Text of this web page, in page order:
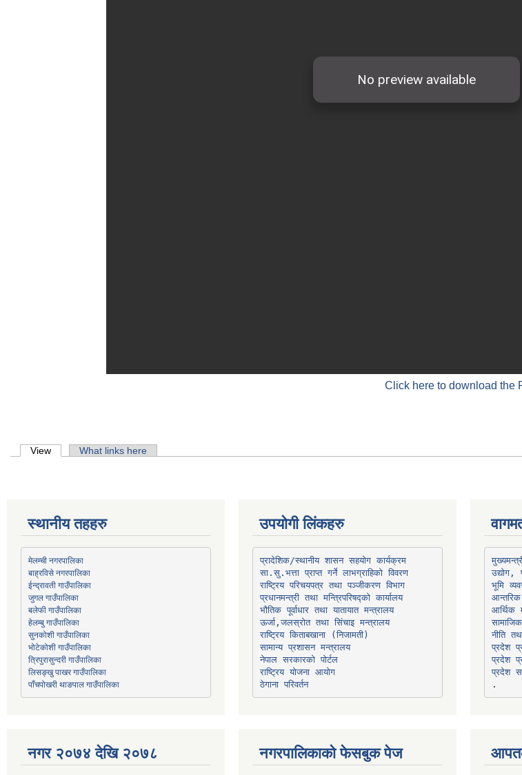
Click here to download the
Primary tabs
View (active tab)What links here
स्थानीय तहहरु
मेलम्ची नगरपालिका
बाह्रविसे नगरपालिका
ईन्द्रावती गाउँपालिका
जुगल गाउँपालिका
बलेफी गाउँपालिका
हेलम्बु गाउँपालिका
सुनकोशी गाउँपालिका
भोटेकोशी गाउँपालिका
त्रिपुरासुन्दरी गाउँपालिका
लिसङ्खु पाखर गाउँपालिका
पाँचपोखरी थाङपाल गाउँपालिका
नगर २०७४ देखि २०७८
उपयोगी लिंकहरु
प्रादेशिक/स्थानीय शासन सहयोग कार्यक्रम
सा.सु.भत्ता प्राप्त गर्ने लाभग्राहिको विवरण
राष्ट्रिय परिचयपत्र तथा पञ्‍जीकरण विभाग
प्रधानमन्त्री तथा मन्त्रिपरिषद्को कार्यालय
भौतिक पूर्वाधार तथा यातायात मन्त्रालय
ऊर्जा,जलस्रोत तथा सिंचाइ मन्त्रालय
सामान्य प्रशासन मन्त्रालय
नेपाल सरकारको पोर्टल
राष्ट्रिय योजना आयोग
ठेगाना परिवर्तन
नगरपालिकाको फेसबुक पेज
उद्योग,
भूमि
प्रदेश
प्रदेश
प्रदेश